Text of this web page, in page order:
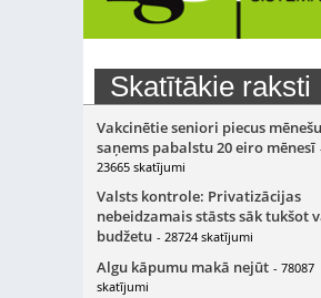
Skatītākie raksti
Vakcinētie seniori piecus
saņems pabalstu 20 eiro mēnesī
23665 skatījumi
Valsts kontrole: Privatizācijas
nebeidzamais stāsts sāk tukšot
budžetu - 28724 skatījumi
Algu kāpumu makā nejūt - 78087
skatījumi